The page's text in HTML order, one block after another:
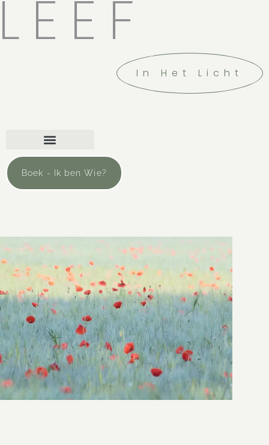
In Het Licht
Boek - Ik ben Wie?